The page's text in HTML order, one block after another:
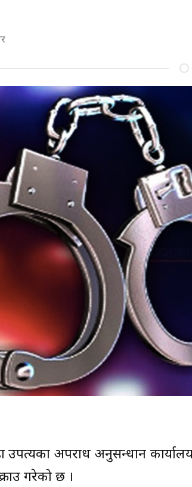
उपत्यका अपराध अनुसन्धान
गरेको छ ।